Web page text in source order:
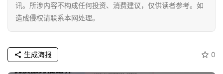
讯。所涉内容不构成任何投资、消费建议，仅供读者参考。如
造成侵权请联系本网处理。
0
生成海报